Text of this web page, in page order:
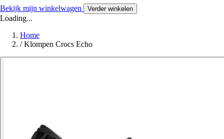
Bekijk mijn winkelwagen Verder winkelen
Loading...
Home
/ Klompen Crocs Echo